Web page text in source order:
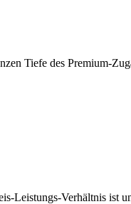
Tiefe des Premium-
Leistungs-Verhältnis ist